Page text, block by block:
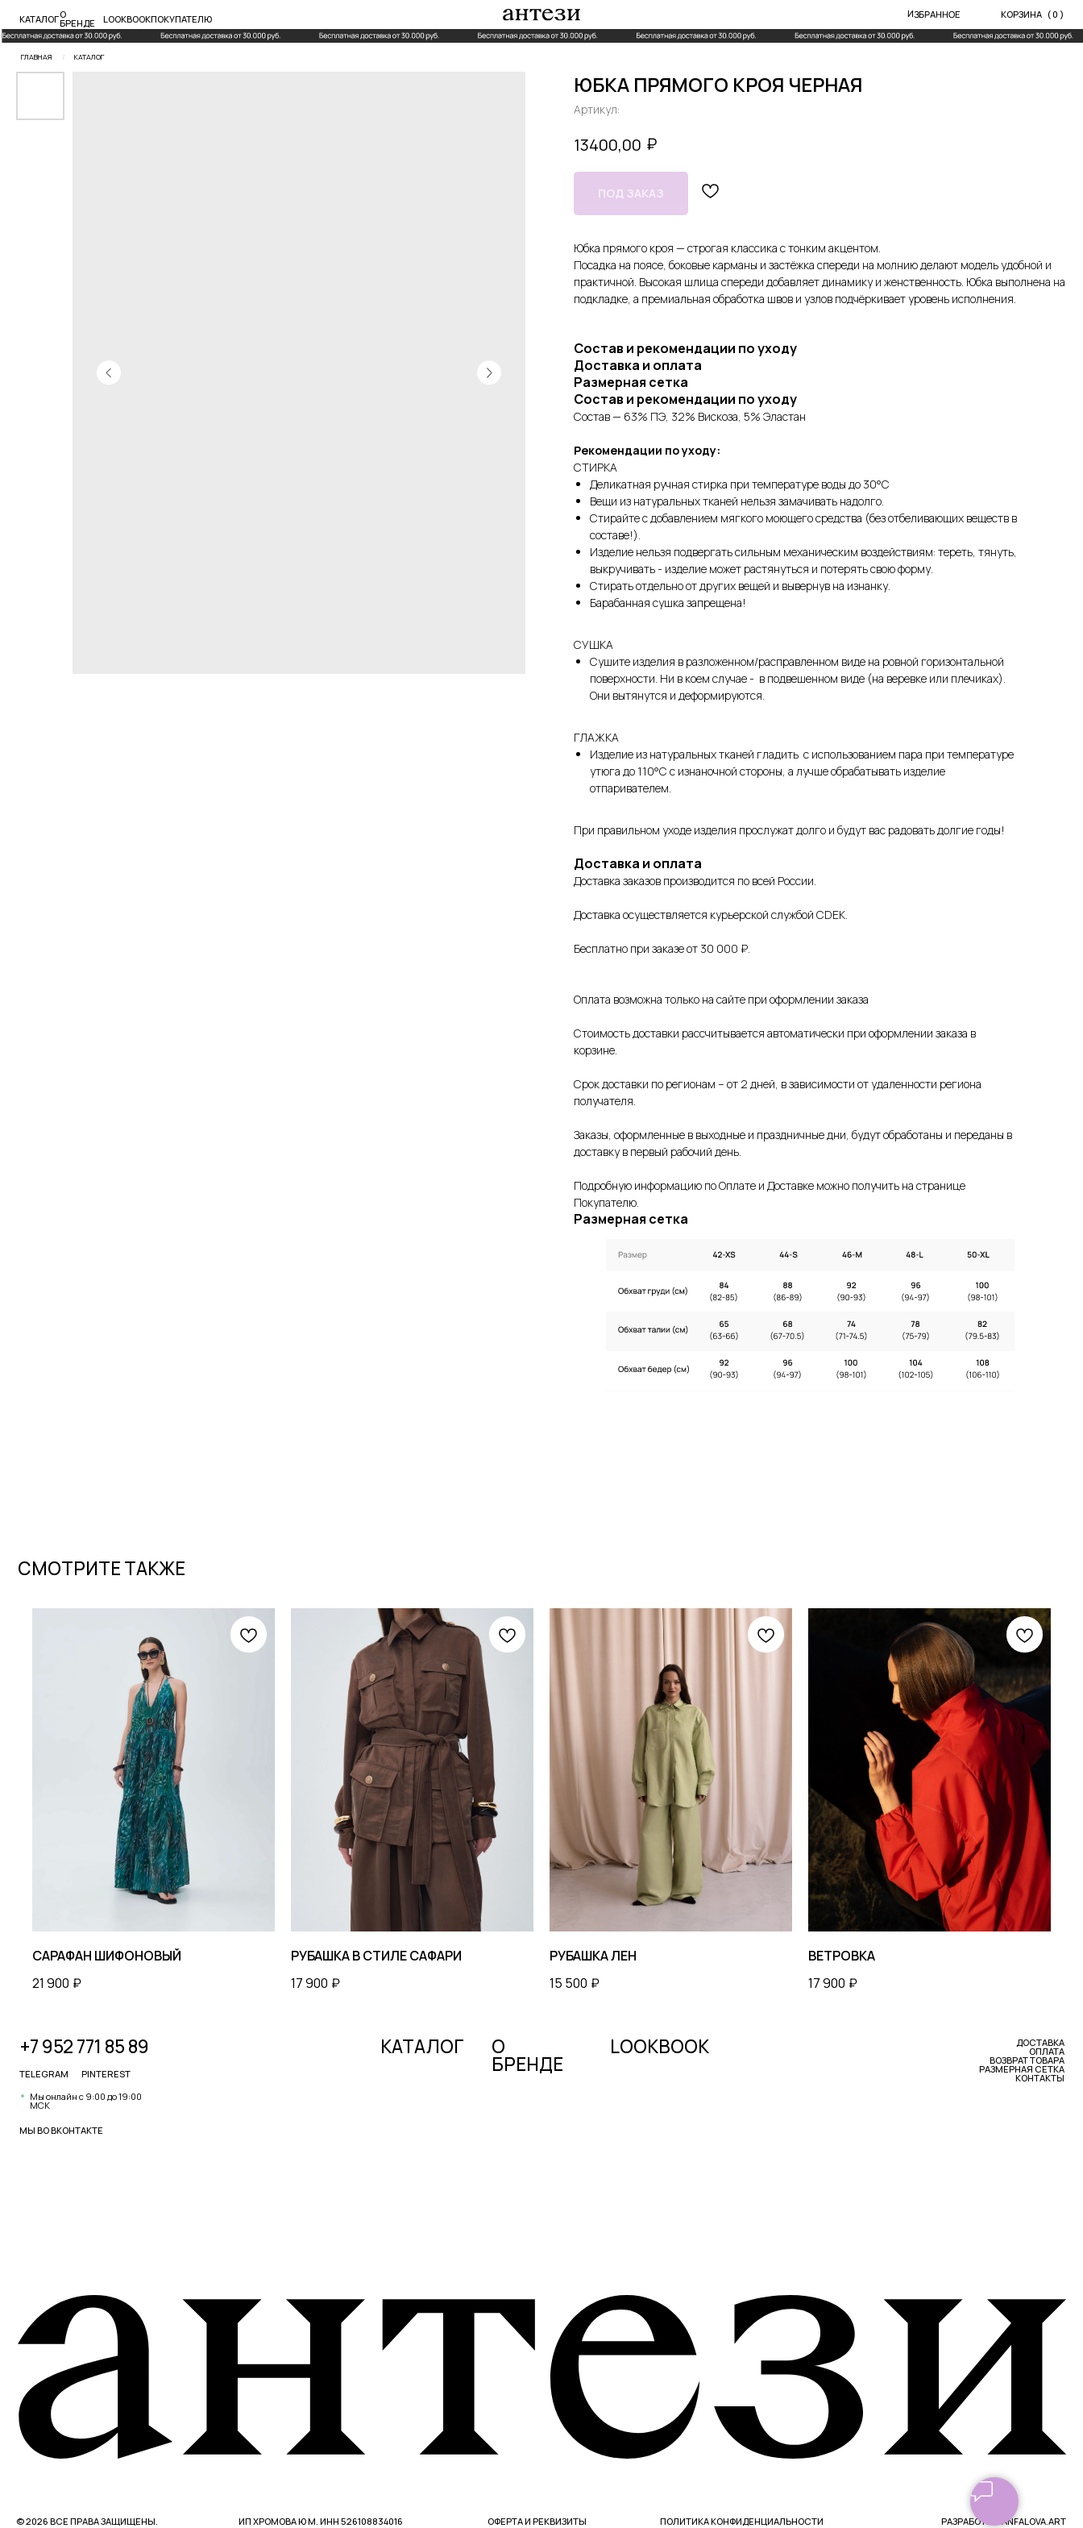
КАТАЛОГБРЕНДЕ LOOKBOOKПОКУПАТЕЛЮ КОРЗИНА ( 0 )
ЮБКА ПРЯМОГО КРОЯ ЧЕРНАЯ
Артикул:
13400,00 ₽
Юбка прямого кроя — строгая классика с тонким акцентом.
Посадка на поясе, боковые карманы и застёжка спереди на молнию делают модель удобной и
практичной. Высокая шлица спереди добавляет динамику и женственность. Юбка выполнена на
подкладке, а премиальная обработка швов и узлов подчёркивает уровень исполнения.
Состав и рекомендации по уходу
Доставка и оплата
Размерная сетка
Состав и рекомендации по уходу
Состав — 63% ПЭ, 32% Вискоза, 5% Эластан
Рекомендации по уходу:
СТИРКА
Деликатная ручная стирка при температуре воды до 30°C
Вещи из натуральных тканей нельзя замачивать надолго.
Стирайте с добавлением мягкого моющего средства (без отбеливающих веществ в
составе!).
Изделие нельзя подвергать сильным механическим воздействиям: тереть, тянуть,
выкручивать - изделие может растянуться и потерять свою форму.
Стирать отдельно от других вещей и вывернув на изнанку.
Барабанная сушка запрещена!
СУШКА
Сушите изделия в разложенном/расправленном виде на ровной горизонтальной
поверхности. Ни в коем случае - в подвешенном виде (на веревке или плечиках).
Они вытянутся и деформируются.
ГЛАЖКА
Изделие из натуральных тканей гладить с использованием пара при температуре
утюга до 110°C с изнаночной стороны, а лучше обрабатывать изделие
отпаривателем.
При правильном уходе изделия прослужат долго и будут вас радовать долгие годы!
Доставка и оплата
Доставка заказов производится по всей России.
Доставка осуществляется курьерской службой CDEK.
Бесплатно при заказе от 30 000 ₽.
Оплата возможна только на сайте при оформлении заказа
Стоимость доставки рассчитывается автоматически при оформлении заказа в
корзине.
Срок доставки по регионам – от 2 дней, в зависимости от удаленности региона
получателя.
Заказы, оформленные в выходные и праздничные дни, будут обработаны и переданы в
доставку в первый рабочий день.
Подробную информацию по Оплате и Доставке можно получить на странице
Покупателю.
Размерная сетка
САРАФАН ШИФОНОВЫЙ
21 900 ₽
РУБАШКА В СТИЛЕ САФАРИ
17 900 ₽
РУБАШКА ЛЕН
15 500 ₽
ВЕТРОВКА
17 900 ₽
PINTEREST
ДОСТАВКА
ВОЗВРАТ ТОВАРА
РАЗМЕРНАЯ СЕТКА
КОНТАКТЫ
+7 952 771 85 89
Мы онлайн с 9:00 до 19:00
КАТАЛОГ О
БРЕНДЕ
LOOKBOOK